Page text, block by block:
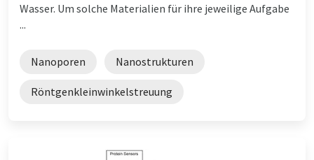
Wasser. Um solche Materialien für ihre jeweilige Aufgabe
...
Nanoporen Nanostrukturen
Röntgenkleinwinkelstreuung